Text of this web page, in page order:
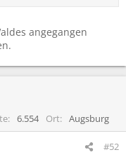
angegangen
6.554 Ort Augsburg
#52